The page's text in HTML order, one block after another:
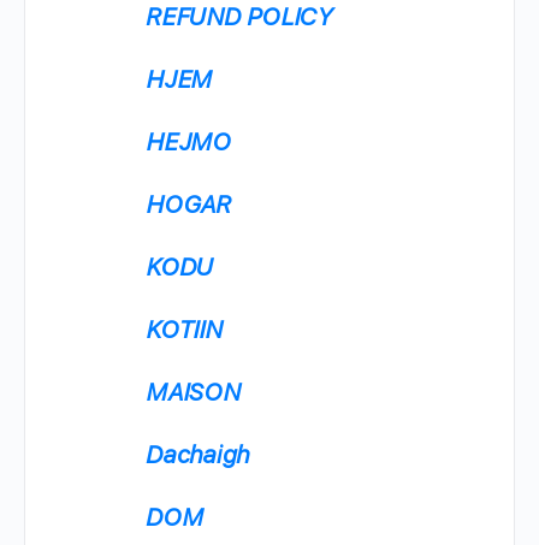
REFUND POLICY
HJEM
HEJMO
HOGAR
KODU
KOTIIN
MAISON
Dachaigh
DOM